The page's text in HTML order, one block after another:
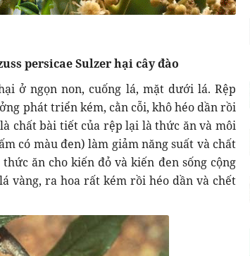
persicae Sulzer hại cây đào
ở ngọn non, cuống lá, mặt dưới lá. Rệp
phát triển kém, cằn cỗi, khô héo dần rồi
chất bài tiết của rệp lại là thức ăn và môi
có màu đen) làm giảm năng suất và chất
ăn cho kiến đỏ và kiến đen sống cộng
vàng, ra hoa rất kém rồi héo dần và chết